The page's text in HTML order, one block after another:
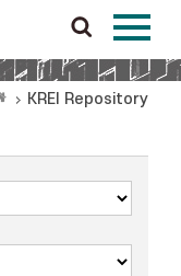
KREI Repository